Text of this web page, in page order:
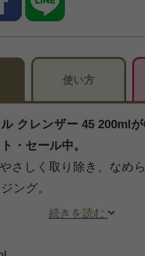
使い方
クレンザー 45 200ml
・セール中。
さしく取り除き、なめ
ング。
続きを読む